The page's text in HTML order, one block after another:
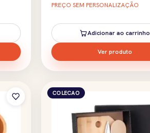
PREÇO SEM PERSONALIZAÇÃO
Adicionar ao carrinho
Ver produto
COLECAO